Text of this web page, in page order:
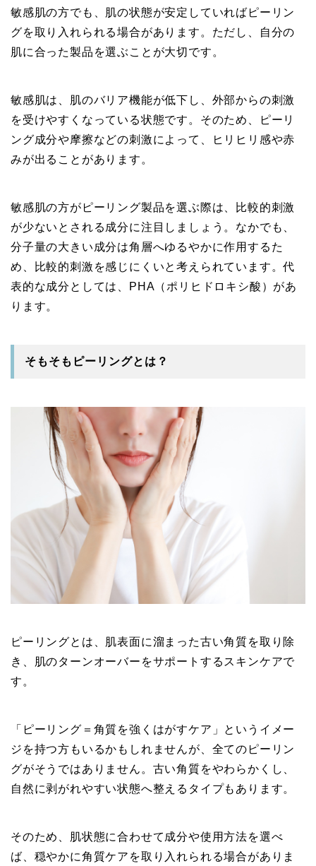
敏感肌の方でも、肌の状態が安定していればピーリン
グを取り入れられる場合があります。ただし、自分の
肌に合った製品を選ぶことが大切です。
敏感肌は、肌のバリア機能が低下し、外部からの刺激
を受けやすくなっている状態です。そのため、ピーリ
ング成分や摩擦などの刺激によって、ヒリヒリ感や赤
みが出ることがあります。
敏感肌の方がピーリング製品を選ぶ際は、比較的刺激
が少ないとされる成分に注目しましょう。なかでも、
分子量の大きい成分は角層へゆるやかに作用するた
め、比較的刺激を感じにくいと考えられています。代
表的な成分としては、PHA（ポリヒドロキシ酸）があ
ります。
そもそもピーリングとは？
ピーリングとは、肌表面に溜まった古い角質を取り除
き、肌のターンオーバーをサポートするスキンケアで
す。
「ピーリング＝角質を強くはがすケア」というイメー
ジを持つ方もいるかもしれませんが、全てのピーリン
グがそうではありません。古い角質をやわらかくし、
自然に剥がれやすい状態へ整えるタイプもあります。
そのため、肌状態に合わせて成分や使用方法を選べ
ば、穏やかに角質ケアを取り入れられる場合がありま